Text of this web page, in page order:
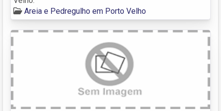
Areia e Pedregulho em Porto Velho